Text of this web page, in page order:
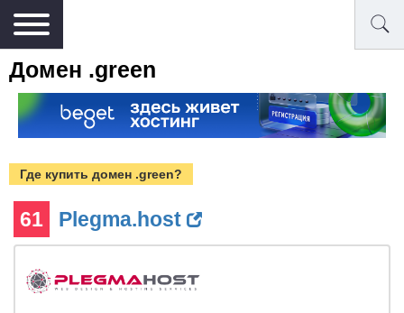
Домен .green
Где купить домен .green?
61 Plegma.host